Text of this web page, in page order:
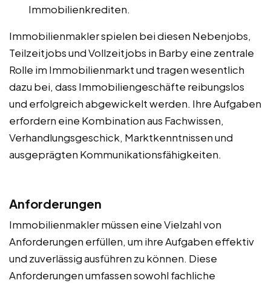
Immobilienkrediten.
Immobilienmakler spielen bei diesen Nebenjobs,
Teilzeitjobs und Vollzeitjobs in Barby eine zentrale
Rolle im Immobilienmarkt und tragen wesentlich
dazu bei, dass Immobiliengeschäfte reibungslos
und erfolgreich abgewickelt werden. Ihre Aufgaben
erfordern eine Kombination aus Fachwissen,
Verhandlungsgeschick, Marktkenntnissen und
ausgeprägten Kommunikationsfähigkeiten.
Anforderungen
Immobilienmakler müssen eine Vielzahl von
Anforderungen erfüllen, um ihre Aufgaben effektiv
und zuverlässig ausführen zu können. Diese
Anforderungen umfassen sowohl fachliche